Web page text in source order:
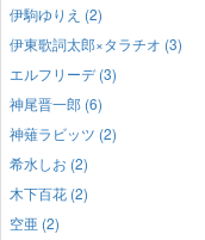
伊駒ゆりえ (2)
伊東歌詞太郎×タラチオ (3)
エルフリーデ (3)
神尾晋一郎 (6)
神薙ラビッツ (2)
希水しお (2)
木下百花 (2)
空亜 (2)